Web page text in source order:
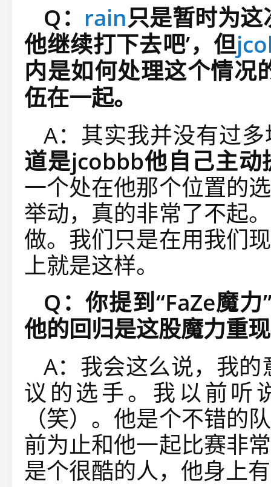
Q： rain只是暂时为
他继续打下去吧’，但
内是如何处理这个情况
伍在一起。
A：其实我并没有过
道是jcobbb他自己主动
一个处在他那个位置的
举动，真的非常了不起
做。我们只是在用我们
上就是这样。
Q：你提到“FaZe魔力
他的回归是这股魔力重
A：我会这么说，我
议的选手。我以前听
（笑）。他是个不错的
前为止和他一起比赛非
是个很酷的人，他身上